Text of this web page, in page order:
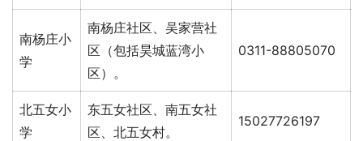
南杨庄小
学
南杨庄社区、吴家营社
区（包括昊城蓝湾小
区）。
0311-88805070
北五女小
学
东五女社区、南五女社
区、北五女村。
15027726197